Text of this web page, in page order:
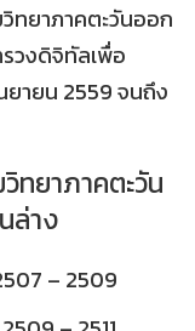
ทยาภาคตะวันออก
วงดิจิทัลเพื่อ
ยายน 2559 จนถึง
ทยาภาคตะวัน
ล่าง
– 2509